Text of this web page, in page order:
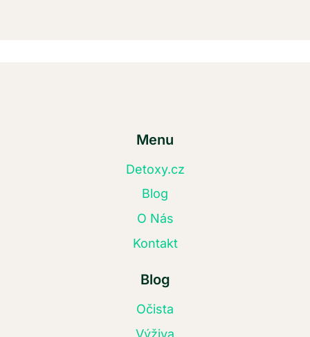
Menu
Detoxy.cz
Blog
O Nás
Kontakt
Blog
Očista
Výživa